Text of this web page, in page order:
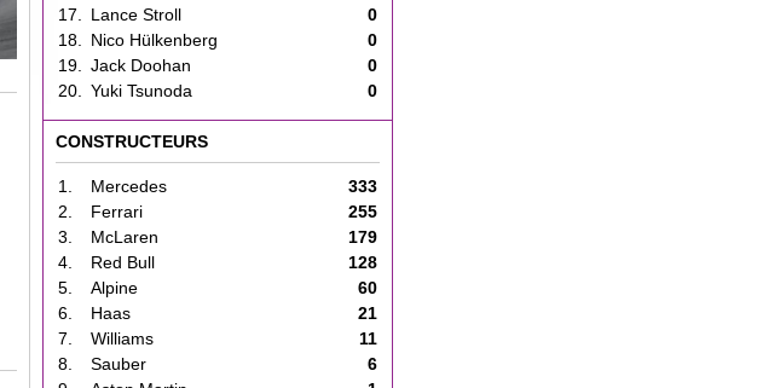
17.
Lance Stroll
0
18.
Nico Hülkenberg
0
19.
Jack Doohan
0
20.
Yuki Tsunoda 0
CONSTRUCTEURS
1. Mercedes
333
2.
Ferrari
255
3.
McLaren
179
4.
Red Bull
128
5.
Alpine
60
6.
Haas
21
7.
Williams
11
8.
Sauber
6